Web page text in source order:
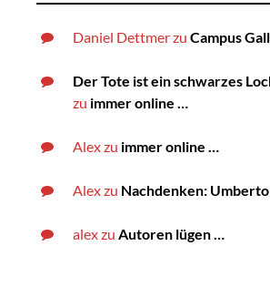
Daniel Dettmerzu Campus
Der Tote ist ein schwarzes
zu immer online …
Alexzu immer online …
Alexzu Nachdenken: Umberto
alexzu Autoren lügen …